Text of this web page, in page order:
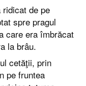
de pe
spre pragul
care era îmbrăcat
la brâu.
cetăţii, prin
pe fruntea